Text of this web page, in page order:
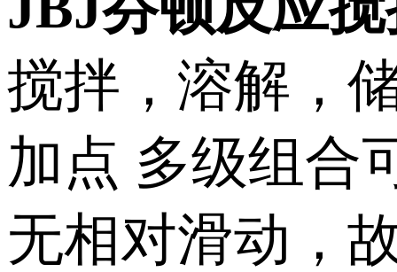
搅拌，溶解，
加点 多级组合
无相对滑动，